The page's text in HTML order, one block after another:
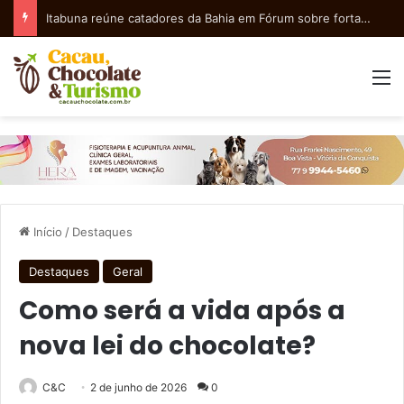
Combate à pragas e doenças no cacau: capacitação na Biofábrica da Bahia capacitou produtores para safra mais saudável
Início / Destaques
Destaques Geral
Como será a vida após a
nova lei do chocolate?
C&C 2 de junho de 2026 0